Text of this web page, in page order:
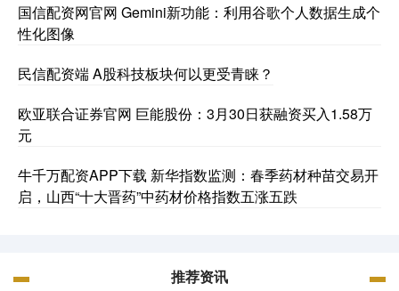
国信配资网官网 Gemini新功能：利用谷歌个人数据生成个
性化图像
民信配资端 A股科技板块何以更受青睐？
欧亚联合证券官网 巨能股份：3月30日获融资买入1.58万
元
牛千万配资APP下载 新华指数监测：春季药材种苗交易开
启，山西“十大晋药”中药材价格指数五涨五跌
推荐资讯